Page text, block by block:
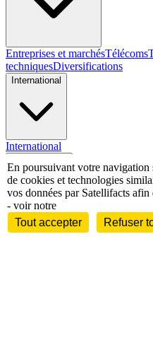
Entreprises et marchésTélécoms
techniquesDiversifications
International
International
InterviewBiographies
En poursuivant votre navigation
de cookies et technologies
vos données par Satellifacts afin
- voir notre
Tout accepter
Refuser